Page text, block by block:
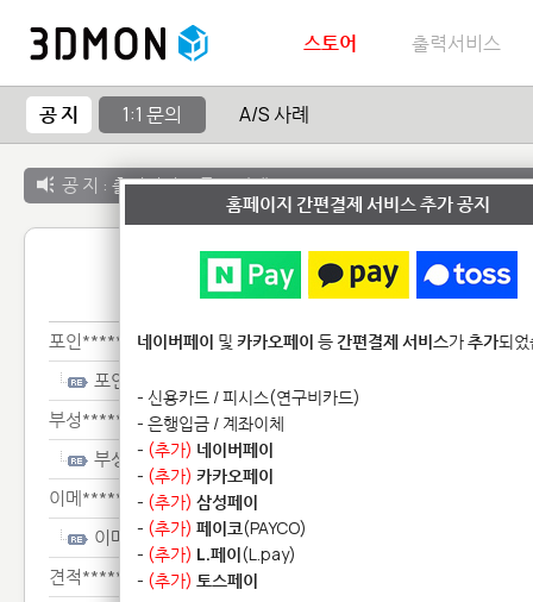
스토어 출력서비스
공 지 1:1 문의 A/S 사례
공 지 : 출력서비스 종료 안내
1:1 문
포인********************
포인********************
부성*****
부성*****
이메*************
이메*************
견적******
홈페이지 간편결제 서비스 추가 공지
네이버페이 및 카카오페이 등간편결제 서비스가추가되
- 신용카드 / 피시스(연구비카드)
- 은행입금 / 계좌이체
- (추가) 네이버페이
- (추가) 카카오페이
- (추가) 삼성페이
- (추가) 페이코(PAYCO)
- (추가) L.페이(L.pay)
- (추가) 토스페이